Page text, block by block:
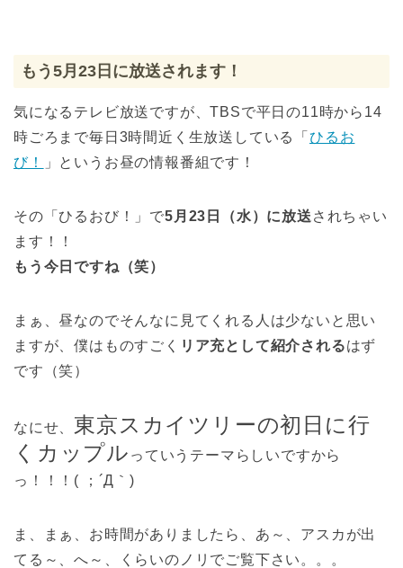
もう5月23日に放送されます！
気になるテレビ放送ですが、TBSで平日の11時から14
時ごろまで毎日3時間近く生放送している「 ひるお
び！
」というお昼の情報番組です！
その「ひるおび！」で5月23日（水）に放送 されちゃい
ます！！
もう今日ですね（笑）
まぁ、昼なのでそんなに見てくれる人は少ないと思い
ますが、僕はものすごく リア充として紹介されるはず
です（笑）
なにせ、 東京スカイツリーの初日に行
くカップル っていうテーマらしいですから
っ！！！( ；´Д｀)
ま、まぁ、お時間がありましたら、あ～、アスカが出
てる～、へ～、くらいのノリでご覧下さい。。。